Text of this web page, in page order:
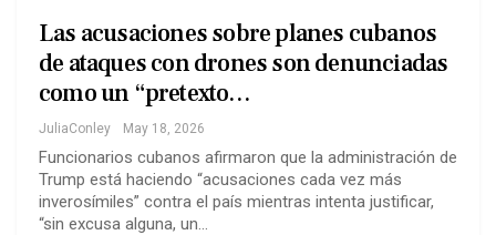
Las acusaciones sobre planes cubanos
de ataques con drones son denunciadas
como un “pretexto…
JuliaConley May 18, 2026
Funcionarios cubanos afirmaron que la administración de
Trump está haciendo “acusaciones cada vez más
inverosímiles” contra el país mientras intenta justificar,
“sin excusa alguna, un…